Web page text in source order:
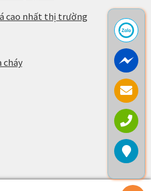
cao nhất thị trường
cháy